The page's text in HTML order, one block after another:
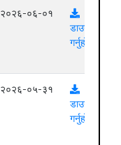
२०२६-०६-०१
डाउनलोड
गर्नुहोस्
२०२६-०५-३१
डाउनलोड
गर्नुहोस्